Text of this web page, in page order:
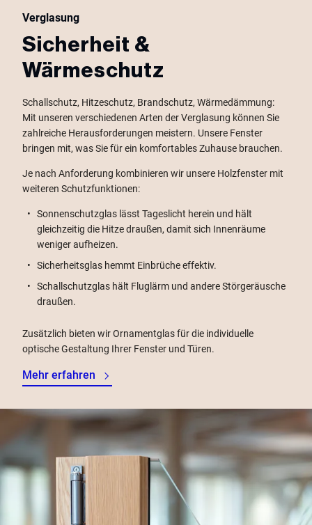
Verglasung
Sicherheit &
Wärmeschutz
Schallschutz, Hitzeschutz, Brandschutz, Wärmedämmung:
Mit unseren verschiedenen Arten der Verglasung können Sie
zahlreiche Herausforderungen meistern. Unsere Fenster
bringen mit, was Sie für ein komfortables Zuhause brauchen.
Je nach Anforderung kombinieren wir unsere Holzfenster mit
weiteren Schutzfunktionen:
Sonnenschutzglas lässt Tageslicht herein und hält
gleichzeitig die Hitze draußen, damit sich Innenräume
weniger aufheizen.
Sicherheitsglas hemmt Einbrüche effektiv.
Schallschutzglas hält Fluglärm und andere Störgeräusche
draußen.
Zusätzlich bieten wir Ornamentglas für die individuelle
optische Gestaltung Ihrer Fenster und Türen.
Mehr erfahren